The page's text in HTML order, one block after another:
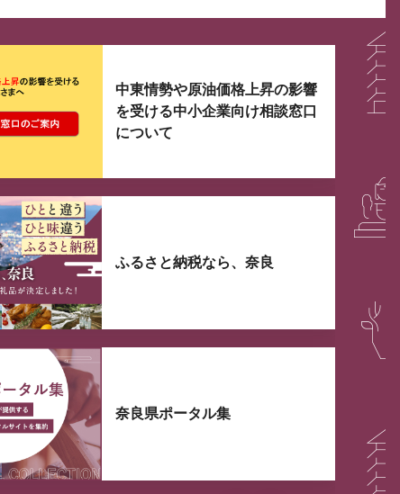
3つずつ情報が表示されるスライダーがあります。
中東情勢や原油価格上昇の影響
を受ける中小企業向け相談窓口
について
ふるさと納税なら、奈良
奈良県ポータル集